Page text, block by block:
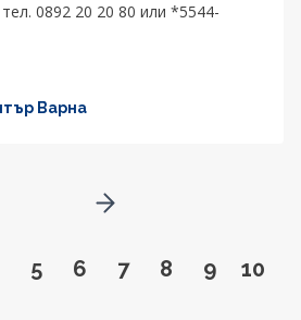
0892 20 20 80 или *5544-
Варна
to page
Go to page
5 Go to page
6 Go to page
7 Go to page
8 Go to
9 Go
10
Go to next page